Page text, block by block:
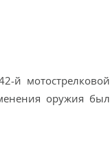
й мотострелковой
оружия был